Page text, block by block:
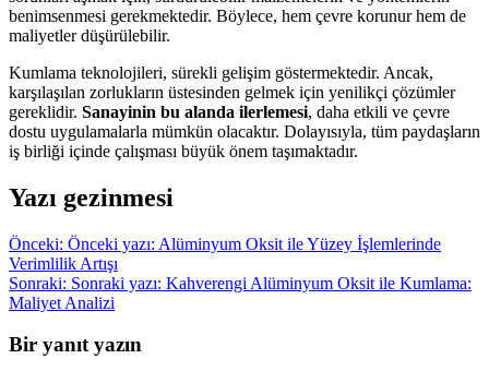
benimsenmesi gerekmektedir. Böylece, hem çevre korunur hem de
maliyetler düşürülebilir.
Kumlama teknolojileri, sürekli gelişim göstermektedir. Ancak,
karşılaşılan zorlukların üstesinden gelmek için yenilikçi çözümler
gereklidir. Sanayinin bu alanda ilerlemesi, daha etkili ve çevre
dostu uygulamalarla mümkün olacaktır. Dolayısıyla, tüm paydaşların
iş birliği içinde çalışması büyük önem taşımaktadır.
Yazı gezinmesi
Önceki: Önceki yazı: Alüminyum Oksit ile Yüzey İşlemlerinde
Verimlilik Artışı
Sonraki: Sonraki yazı: Kahverengi Alüminyum Oksit ile Kumlama:
Maliyet Analizi
Bir yanıt yazın